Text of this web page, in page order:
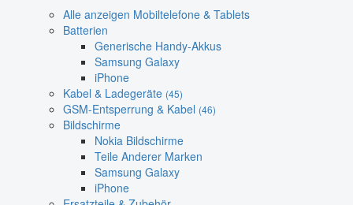
Alle anzeigen Mobiltelefone & Tablets
Batterien
Generische Handy-Akkus
Samsung Galaxy
iPhone
Kabel & Ladegeräte (45)
GSM-Entsperrung & Kabel (46)
Bildschirme
Nokia Bildschirme
Teile Anderer Marken
Samsung Galaxy
iPhone